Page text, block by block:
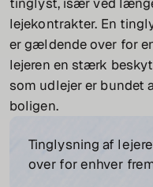
lejekontrakter. En
er gældende over for
lejeren en stærk
som udlejer er bundet
boligen.
Tinglysning af
over for enhver